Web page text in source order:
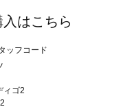
はこちら
ィゴ2